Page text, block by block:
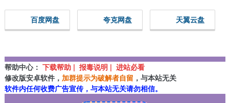
百度网盘 夸克网盘 天翼云盘
帮助中心： 下载帮助 | 报毒说明 | 进站必看
修改版安卓软件， 加群提示为破解者自留 ，与本站无关
软件内任何收费广告宣传，与本站无关请勿相信。